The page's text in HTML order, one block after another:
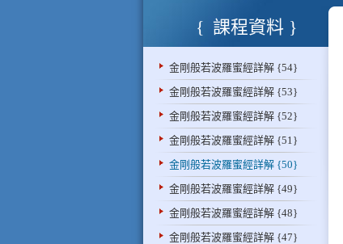
課程資料
金剛般若波羅蜜經詳解 {54}
金剛般若波羅蜜經詳解 {53}
金剛般若波羅蜜經詳解 {52}
金剛般若波羅蜜經詳解 {51}
金剛般若波羅蜜經詳解 {50}
金剛般若波羅蜜經詳解 {49}
金剛般若波羅蜜經詳解 {48}
金剛般若波羅蜜經詳解 {47}